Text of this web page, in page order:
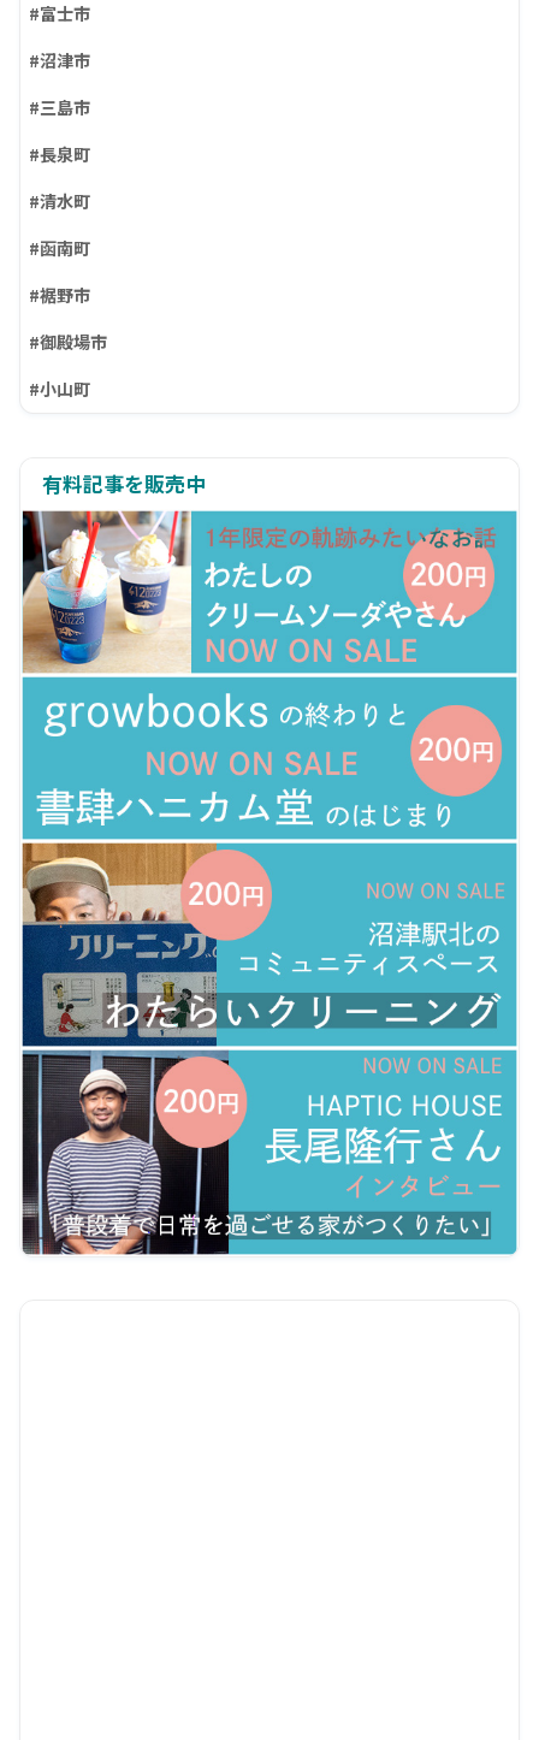
#富士市
#沼津市
#三島市
#長泉町
#清水町
#函南町
#裾野市
#御殿場市
#小山町
有料記事を販売中